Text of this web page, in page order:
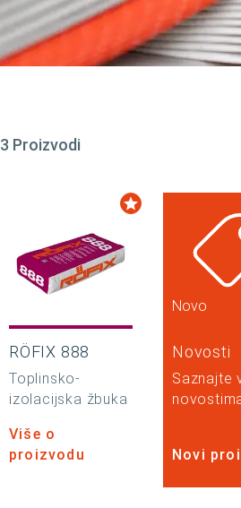
3 Proizvodi
RÖFIX 888
Toplinsko-
izolacijska žbuka
Više o
proizvodu
Novo
Novosti
Saznajte
Novi